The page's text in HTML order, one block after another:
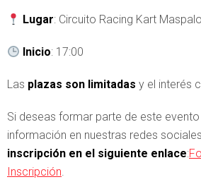
Lugar: Circuito Racing Kart
Inicio: 17:00
Las plazas son limitadas y el interés
Si deseas formar parte de este
información en nuestras redes
inscripción en el siguiente enlace:
Inscripción.